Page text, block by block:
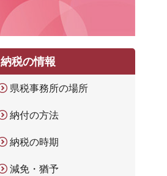
納税の情報
県税事務所の場所
納付の方法
納税の時期
減免・猶予